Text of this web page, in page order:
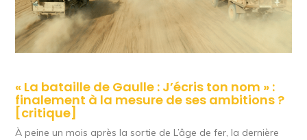
« La bataille de Gaulle : J’écris ton nom » :
finalement à la mesure de ses ambitions ?
[critique]
À peine un mois après la sortie de L’âge de fer, la dernière